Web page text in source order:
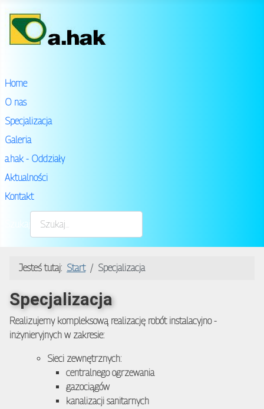
Home
O nas
Specjalizacja
Galeria
a.hak - Oddziały
Aktualności
Kontakt
Szukaj
Jesteś tutaj: Start Specjalizacja
Specjalizacja
Realizujemy kompleksową realizację robót instalacyjno -
inżynieryjnych w zakresie:
Sieci zewnętrznych:
centralnego ogrzewania
gazociągów
kanalizacji sanitarnych